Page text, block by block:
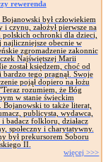
rewerenda
był człowiekiem
i czynu, założył pierwsze na
polskich ochronki dla dzieci,
najliczniejsze obecnie w
zgromadzenie zakonnic
Najświętszej Marii
został księdzem, choć od
bardzo tego pragnął. Swoje
pojął dopiero na łożu
rozumiem, że Bóg
w stanie świeckim
Bojanowski to także literat,
publicysta, wydawca,
i badacz folkloru, działacz
społeczny i charytatywny.
był prekursorem Soboru
II.
więcej >>>